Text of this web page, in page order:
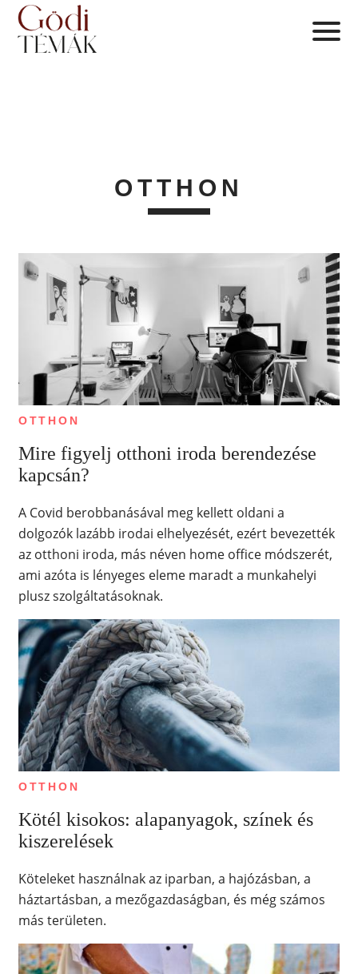
OTTHON
OTTHON
Mire figyelj otthoni iroda berendezése
kapcsán?
A Covid berobbanásával meg kellett oldani a
dolgozók lazább irodai elhelyezését, ezért bevezették
az otthoni iroda, más néven home office módszerét,
ami azóta is lényeges eleme maradt a munkahelyi
plusz szolgáltatásoknak.
OTTHON
Kötél kisokos: alapanyagok, színek és
kiszerelések
Köteleket használnak az iparban, a hajózásban, a
háztartásban, a mezőgazdaságban, és még számos
más területen.